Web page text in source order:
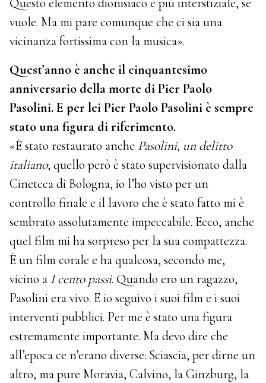
vuole. Ma mi pare comunque che ci sia una
vicinanza fortissima con la musica».
Quest’anno è anche il cinquantesimo
anniversario della morte di Pier Paolo
Pasolini. E per lei Pier Paolo Pasolini è sempre
stato una figura di riferimento.
«È stato restaurato anche Pasolini, un delitto
italiano; quello però è stato supervisionato dalla
Cineteca di Bologna, io l’ho visto per un
controllo finale e il lavoro che è stato fatto mi è
sembrato assolutamente impeccabile. Ecco, anche
quel film mi ha sorpreso per la sua compattezza.
È un film corale e ha qualcosa, secondo me,
vicino a I cento passi. Quando ero un ragazzo,
Pasolini era vivo. E io seguivo i suoi film e i suoi
interventi pubblici. Per me è stato una figura
estremamente importante. Ma devo dire che
all’epoca ce n’erano diverse: Sciascia, per dirne un
altro, ma pure Moravia, Calvino, la Ginzburg, la